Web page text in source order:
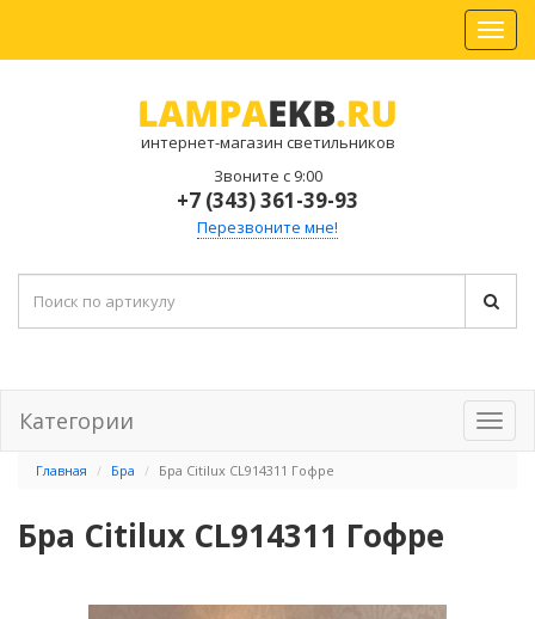
интернет-магазин светильников
Звоните с 9:00
+7 (343) 361-39-93
Перезвоните мне!
Категории
Главная Бра Бра Citilux CL914311 Гофре
Бра Citilux CL914311 Гофре